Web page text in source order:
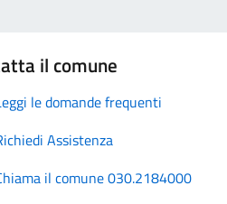
il comune
le domande frequenti
Assistenza
il comune 030.2184000